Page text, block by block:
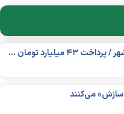
آموزش یک مهارت کاربردی به زندانیان بوشهر / پرداخت ۴۳ میلیارد تومان تسهیلات خوداشتغالی